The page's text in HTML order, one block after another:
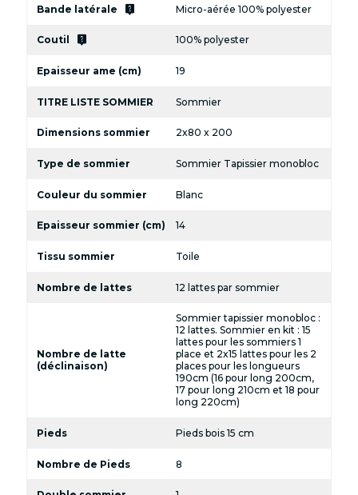
Bande latérale live_help Micro-aérée 100% polyester
Coutil live_help 100% polyester
Epaisseur ame (cm) 19
TITRE LISTE SOMMIER Sommier
Dimensions sommier 2x80 x 200
Type de sommier Sommier Tapissier monobloc
Couleur du sommier Blanc
Epaisseur sommier (cm) 14
Tissu sommier Toile
Nombre de lattes 12 lattes par sommier
Nombre de latte
(déclinaison)
Sommier tapissier monobloc :
12 lattes. Sommier en kit : 15
lattes pour les sommiers 1
place et 2x15 lattes pour les 2
places pour les longueurs
190cm (16 pour long 200cm,
17 pour long 210cm et 18 pour
long 220cm)
Pieds Pieds bois 15 cm
Nombre de Pieds 8